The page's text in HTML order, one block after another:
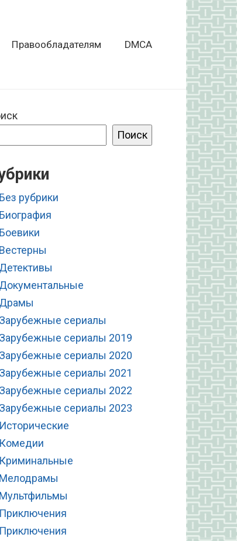
Правообладателям DMCA
Поиск
Без рубрики
Биография
Боевики
Вестерны
Детективы
Документальные
Драмы
Зарубежные сериалы
Зарубежные сериалы 2019
Зарубежные сериалы 2020
Зарубежные сериалы 2021
Зарубежные сериалы 2022
Зарубежные сериалы 2023
Исторические
Комедии
Криминальные
Мелодрамы
Мультфильмы
Приключения
Приключения